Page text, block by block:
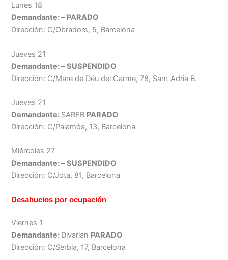
Lunes 18
Demandante:– PARADO
Dirección: C/Obradors, 5, Barcelona
Jueves 21
Demandante:–SUSPENDIDO
Dirección: C/Mare de Déu del Carme, 78, Sant Adrià B.
Jueves 21
Demandante: SAREB PARADO
Dirección: C/Palamós, 13, Barcelona
Miércoles 27
Demandante:–SUSPENDIDO
Dirección: C/Jota, 81, Barcelona
Desahucios por ocupación
Viernes 1
Demandante: Divarian PARADO
Dirección: C/Sèrbia, 17, Barcelona